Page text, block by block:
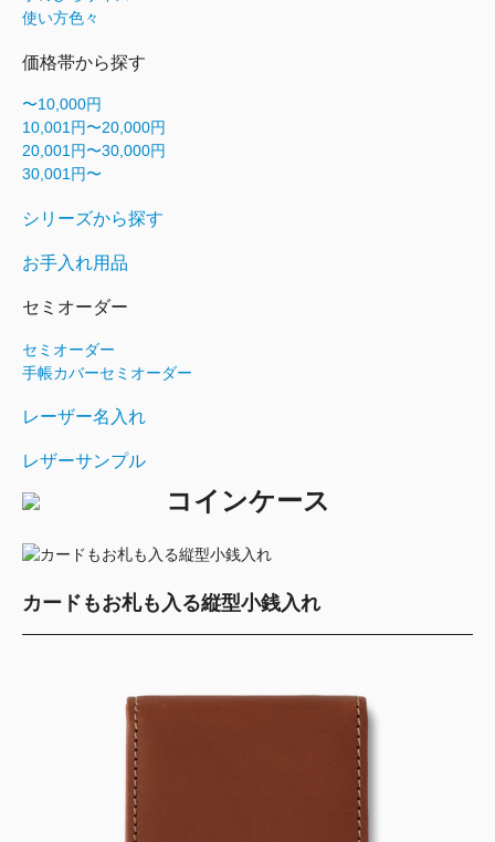
使い方色々
価格帯から探す
〜10,000円
10,001円〜20,000円
20,001円〜30,000円
30,001円〜
シリーズから探す
お手入れ用品
セミオーダー
セミオーダー
手帳カバーセミオーダー
レーザー名入れ
レザーサンプル
コインケース
カードもお札も入る縦型小銭入れ